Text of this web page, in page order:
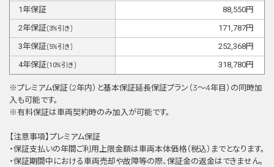
1年保証 88,550円
2年保証(3%引き) 171,787円
3年保証(5%引き) 252,368円
4年保証(10%引き) 318,780円
※プレミアム保証（2年内）と基本保証延⻑保証プラン（3〜4年目）の同時加
⼊も可能です。
※有料保証は⾞両契約時のみ加⼊が可能です。
【注意事項】プレミアム保証
・保証支払いの年間ご利用上限金額は車両本体価格（税込）までとなります。
・保証期間中における車両売却や故障等の際、保証金の返金はできません。